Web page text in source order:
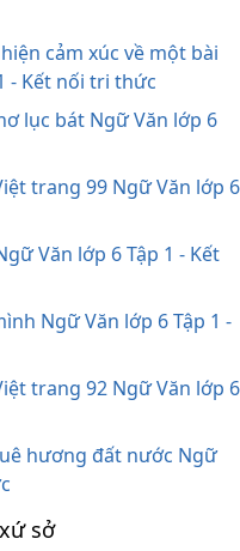
cảm xúc về một bài
- Kết nối tri thức
lục bát Ngữ Văn lớp 6
trang 99 Ngữ Văn lớp 6
Văn lớp 6 Tập 1 - Kết
Ngữ Văn lớp 6 Tập 1 -
trang 92 Ngữ Văn lớp 6
hương đất nước Ngữ
sở